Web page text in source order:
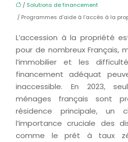
/ Solutions de financement
/ Programmes d’aide à l’accès à la
L’accession à la propriété
pour de nombreux Français,
l’immobilier et les
financement adéquat
inaccessible. En 2023,
ménages français sont
résidence principale, un
l’importance cruciale des
comme le prêt à taux